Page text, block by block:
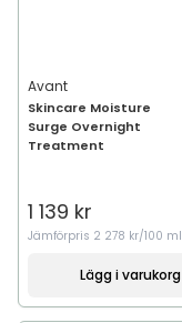
Avant
Skincare Moisture
Surge Overnight
Treatment
1 139 kr
Jämförpris 2 278 kr/100 ml
Lägg i varukorg